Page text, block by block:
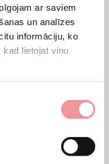
ar saviem
un analīzes
informāciju, ko
lietojat viņu
HOME interneta
un atklājiet
stila mēbeles savai
ir arī daudzpusīgi: tos